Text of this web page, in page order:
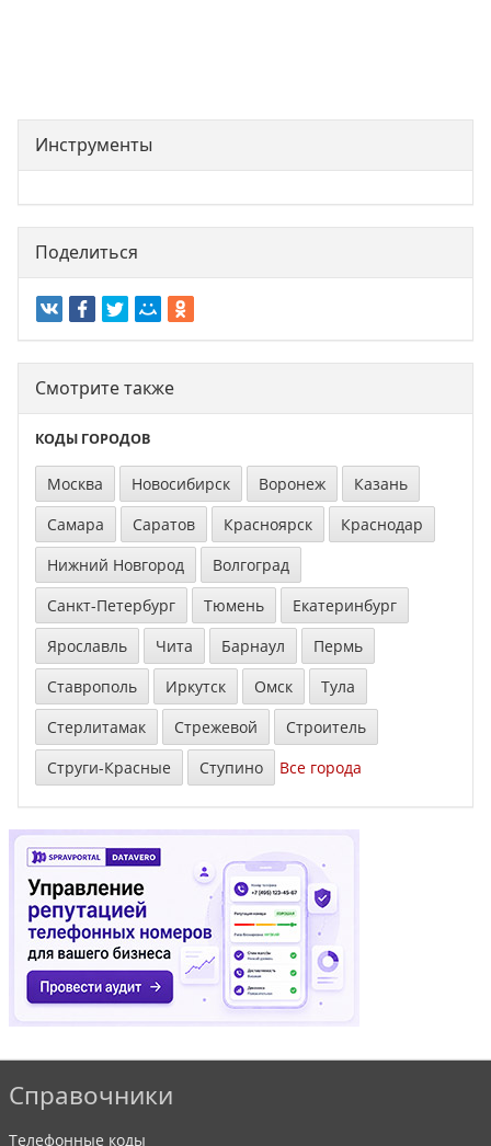
. .
Инструменты
Поделиться
Смотрите также
КОДЫ ГОРОДОВ
Москва Новосибирск Воронеж
Казань
Самара
Саратов Красноярск
Краснодар
Нижний Новгород
Волгоград
Санкт-Петербург
Тюмень
Екатеринбург
Ярославль
Чита Барнаул
Пермь
Ставрополь
Иркутск Омск
Тула
Стерлитамак
Стрежевой
Строитель
Струги-Красные
Ступино Все города
Справочники
Телефонные коды